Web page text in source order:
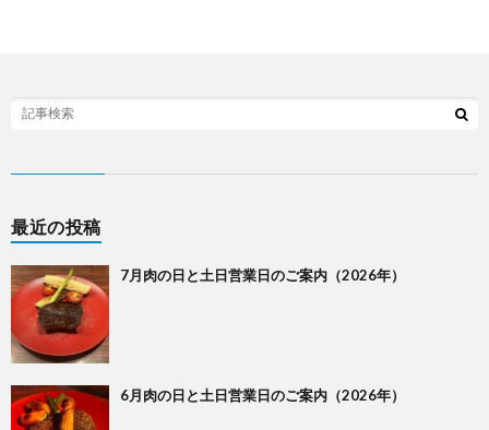
い
最近の投稿
7月肉の日と土日営業日のご案内（2026年）
6月肉の日と土日営業日のご案内（2026年）